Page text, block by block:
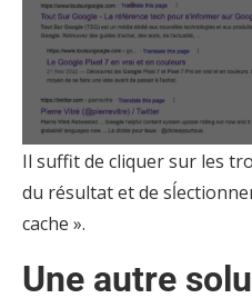
Il suffit de cliquer sur les
du résultat et de
cache ».
Une autre